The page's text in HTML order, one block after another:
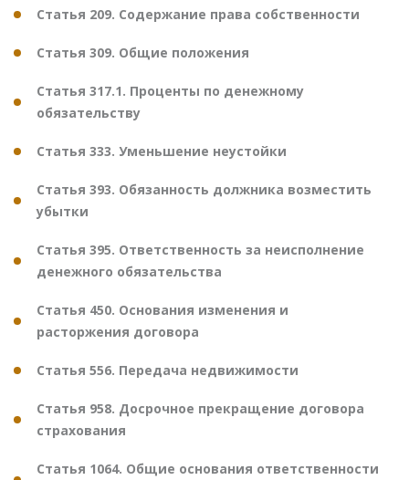
Статья 209. Содержание права собственности
Статья 309. Общие положения
Статья 317.1. Проценты по денежному
обязательству
Статья 333. Уменьшение неустойки
Статья 393. Обязанность должника возместить
убытки
Статья 395. Ответственность за неисполнение
денежного обязательства
Статья 450. Основания изменения и
расторжения договора
Статья 556. Передача недвижимости
Статья 958. Досрочное прекращение договора
страхования
Статья 1064. Общие основания ответственности